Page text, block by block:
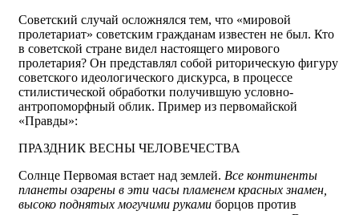
Советский случай осложнялся тем, что «мировой
пролетариат» советским гражданам известен не был. Кто
в советской стране видел настоящего мирового
пролетария? Он представлял собой риторическую фигуру
советского идеологического дискурса, в процессе
стилистической обработки получившую условно-
антропоморфный облик. Пример из первомайской
«Правды»:
ПРАЗДНИК ВЕСНЫ ЧЕЛОВЕЧЕСТВА
Солнце Первомая встает над землей. Все континенты
планеты озарены в эти часы пламенем красных знамен,
высоко поднятых могучими руками борцов против